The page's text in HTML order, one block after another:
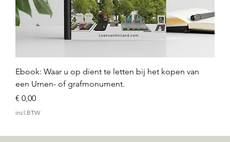
Ebook: Waar u op dient te letten bij het kopen van
een Urnen- of grafmonument.
Prijs
€ 0,00
incl.BTW